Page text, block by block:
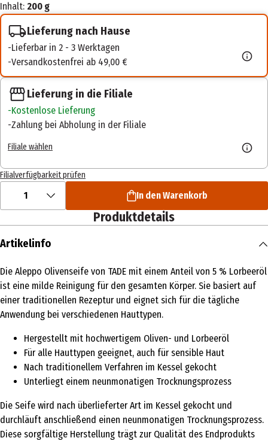
Inhalt: 200 g
Lieferung nach Hause
Lieferbar in 2 - 3 Werktagen
Versandkostenfrei ab 49,00 €
Lieferung in die Filiale
Kostenlose Lieferung
Zahlung bei Abholung in der Filiale
Filiale wählen
Filialverfügbarkeit prüfen
1 In den Warenkorb
Produktdetails
Artikelinfo
Die Aleppo Olivenseife von TADE mit einem Anteil von 5 % Lorbeeröl
ist eine milde Reinigung für den gesamten Körper. Sie basiert auf
einer traditionellen Rezeptur und eignet sich für die tägliche
Anwendung bei verschiedenen Hauttypen.
Hergestellt mit hochwertigem Oliven- und Lorbeeröl
Für alle Hauttypen geeignet, auch für sensible Haut
Nach traditionellem Verfahren im Kessel gekocht
Unterliegt einem neunmonatigen Trocknungsprozess
Die Seife wird nach überlieferter Art im Kessel gekocht und
durchläuft anschließend einen neunmonatigen Trocknungsprozess.
Diese sorgfältige Herstellung trägt zur Qualität des Endprodukts